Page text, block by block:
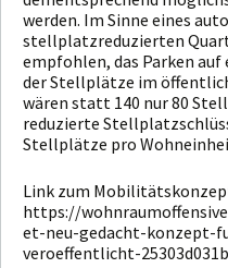
werden. Im Sinne eines
stellplatzreduzierten
empfohlen, das Parken
der Stellplätze im
wären statt 140 nur 80
reduzierte
Stellplätze pro
Link zum
https://
et-neu-gedacht-konzept-
veroeffentlicht-